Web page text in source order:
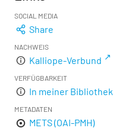
SOCIAL MEDIA
Share
NACHWEIS
Kalliope-Verbund
VERFÜGBARKEIT
In meiner Bibliothek
METADATEN
METS (OAI-PMH)